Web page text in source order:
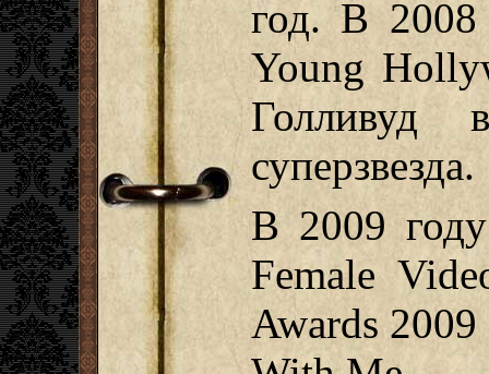
год. В 2008
Young
Голливуд
суперзвезда.
В 2009
Female
Awards